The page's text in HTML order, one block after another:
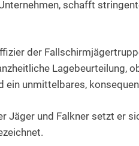
schafft
der
Lagebeurteilung,
ein unmittelbares,
Jäger und Falkner setzt er